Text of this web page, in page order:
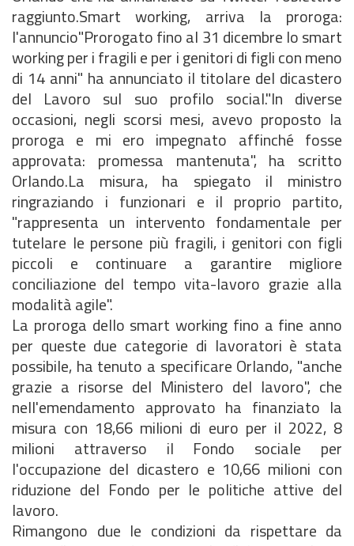
raggiunto.Smart working, arriva la proroga:
l'annuncio"Prorogato fino al 31 dicembre lo smart
working per i fragili e per i genitori di figli con meno
di 14 anni" ha annunciato il titolare del dicastero
del Lavoro sul suo profilo social."In diverse
occasioni, negli scorsi mesi, avevo proposto la
proroga e mi ero impegnato affinché fosse
approvata: promessa mantenuta", ha scritto
Orlando.La misura, ha spiegato il ministro
ringraziando i funzionari e il proprio partito,
"rappresenta un intervento fondamentale per
tutelare le persone più fragili, i genitori con figli
piccoli e continuare a garantire migliore
conciliazione del tempo vita-lavoro grazie alla
modalità agile".
La proroga dello smart working fino a fine anno
per queste due categorie di lavoratori è stata
possibile, ha tenuto a specificare Orlando, "anche
grazie a risorse del Ministero del lavoro", che
nell'emendamento approvato ha finanziato la
misura con 18,66 milioni di euro per il 2022, 8
milioni attraverso il Fondo sociale per
l'occupazione del dicastero e 10,66 milioni con
riduzione del Fondo per le politiche attive del
lavoro.
Rimangono due le condizioni da rispettare da